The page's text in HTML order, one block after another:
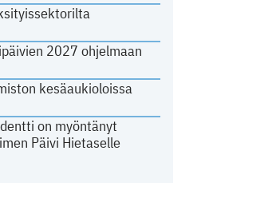
2027 ohjelmaan
kesäaukioloissa
on myöntänyt
Päivi Hietaselle